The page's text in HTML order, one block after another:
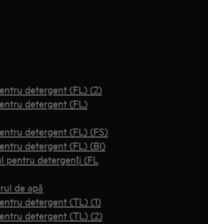
detergent (FL) (2)
detergent (FL)
detergent (FL) (FS)
detergent (FL) (BI)
pentru detergenți (FL
de apă
detergent (TL) (1)
detergent (TL) (2)